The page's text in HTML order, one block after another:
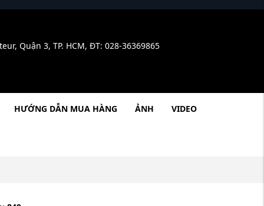
Quận 3, TP. HCM, ĐT: 028-36369865
HƯỚNG DẪN MUA HÀNG ẢNH VIDEO